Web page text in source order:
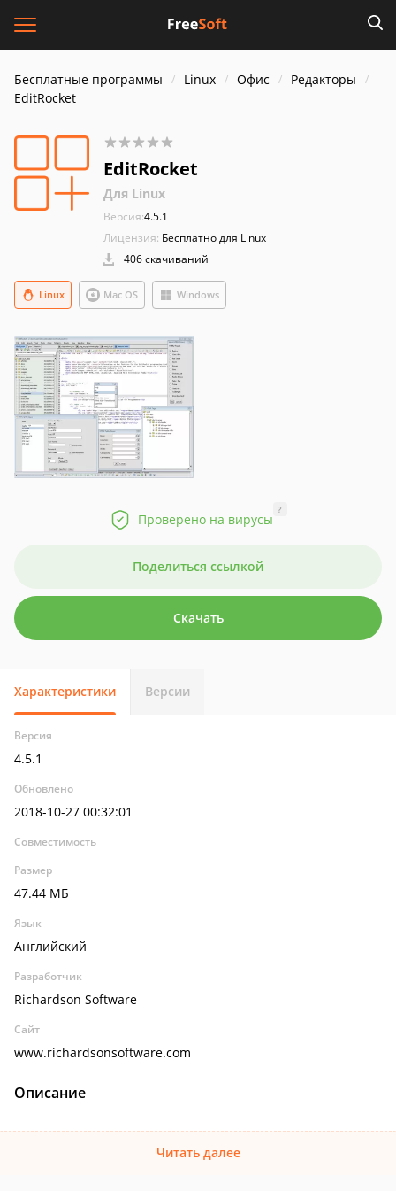
Бесплатные программы Linux Офис
Редакторы
EditRocket
EditRocket
Для Linux
Версия:4.5.1
Лицензия: Бесплатно для Linux
406 скачиваний
Mac OS
Linux Windows
Проверено на вирусы
?
Поделиться ссылкой
Скачать
Характеристики Версии
Версия
4.5.1
Обновлено
2018-10-27 00:32:01
Совместимость
Размер
47.44 МБ
Язык
Английский
Разработчик
Richardson Software
Сайт
www.richardsonsoftware.com
Описание
Читать далее